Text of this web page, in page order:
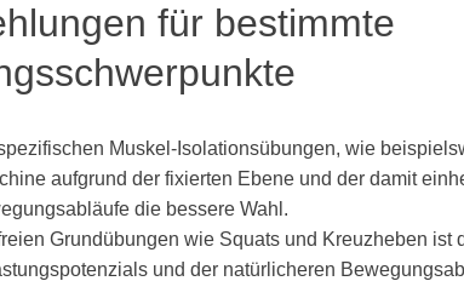
für bestimmte
Muskel-Isolationsübungen, wie
aufgrund der fixierten Ebene und der damit
die bessere Wahl.
Grundübungen wie Squats und Kreuzheben ist
und der natürlicheren